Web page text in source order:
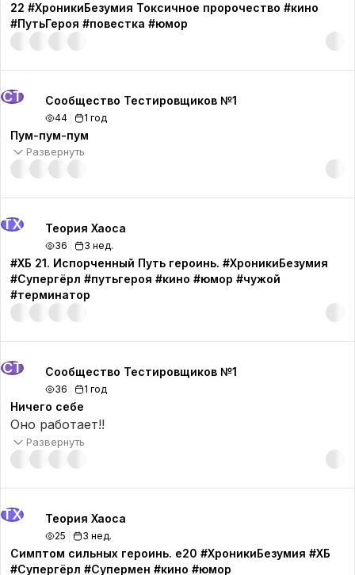
22 #ХроникиБезумия Токсичное пророчество #кино
#ПутьГероя #повестка #юмор
СТ Сообщество Тестировщиков №1
44 1 год
Пум-пум-пум
Развернуть
ТХ Теория Хаоса
36 3 нед.
#ХБ 21. Испорченный Путь героинь. #ХроникиБезумия
#Супергёрл #путьгероя #кино #юмор #чужой
#терминатор
СТ Сообщество Тестировщиков №1
36 1 год
Ничего себе
Оно работает!!
Развернуть
ТХ Теория Хаоса
25 3 нед.
Симптом сильных героинь. e20 #ХроникиБезумия #ХБ
#Супергёрл #Супермен #кино #юмор